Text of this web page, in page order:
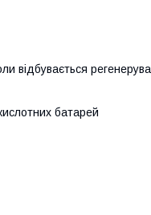
відбувається
батарей